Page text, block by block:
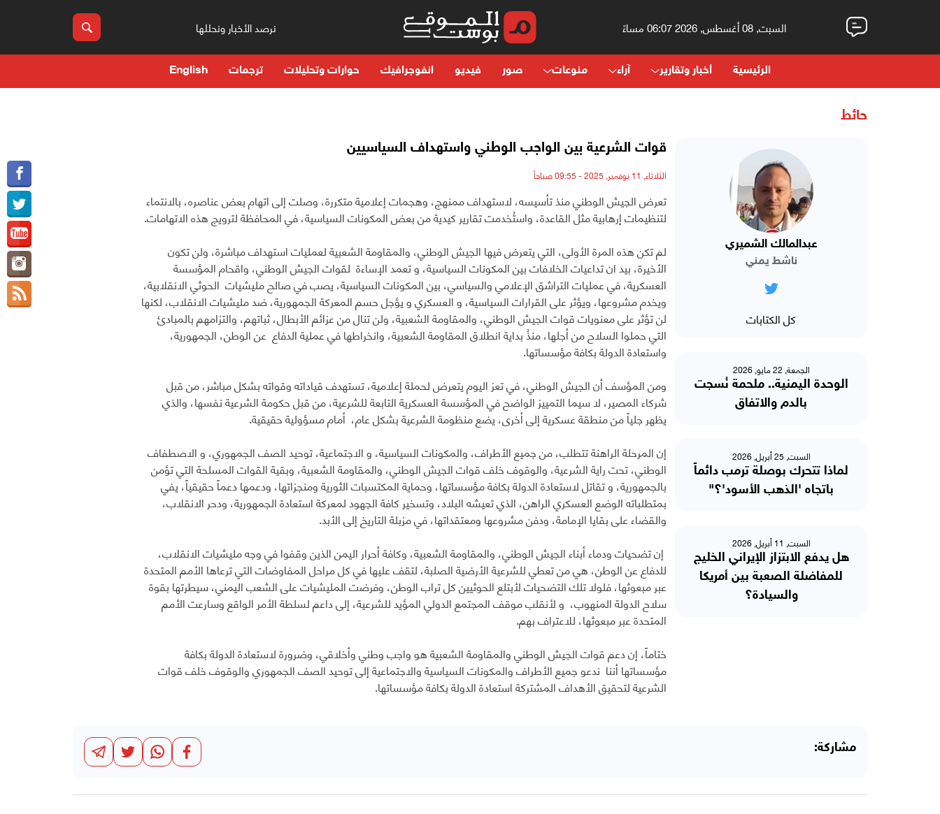
السبت, 08 أغسطس, 2026 06:07 مساءً نرصد الأخبار ونحللها
الرئيسية أخبار وتقارير آراء منوعات صور فيديو انفوجرافيك حوارات وتحليلات ترجمات English
حائط
عبدالمالك الشميري
ناشط يمني
كل الكتابات
الجمعة, 22 مايو, 2026
الوحدة اليمنية.. ملحمة نُسجت
بالدم والاتفاق
السبت, 25 أبريل, 2026
لماذا تتحرك بوصلة ترمب دائماً
باتجاه 'الذهب الأسود'؟"
السبت, 11 أبريل, 2026
هل يدفع الابتزاز الإيراني الخليج
للمفاضلة الصعبة بين أمريكا
والسيادة؟
قوات الشرعية بين الواجب الوطني واستهداف السياسيين
الثلاثاء, 11 نوفمبر, 2025 - 09:55 صباحاً
تعرض الجيش الوطني منذ تأسيسه، لاستهداف ممنهج، وهجمات إعلامية متكررة، وصلت إلى اتهام بعض عناصره، بالانتماء
لتنظيمات إرهابية مثل القاعدة، واستُخدمت تقارير كيدية من بعض المكونات السياسية، في المحافظة لترويج هذه الاتهامات.
لم تكن هذه المرة الأولى، التي يتعرض فيها الجيش الوطني، والمقاومة الشعبية لعمليات استهداف مباشرة، ولن تكون
الأخيرة، بيد ان تداعيات الخلافات بين المكونات السياسية، و تعمد الإساءة لقوات الجيش الوطني، واقحام المؤسسة
العسكرية، في عمليات التراشق الإعلامي والسياسي، بين المكونات السياسية، يصب في صالح مليشيات الحوثي الانقلابية،
ويخدم مشروعها، ويؤثر على القرارات السياسية، و العسكري و يؤجل حسم المعركة الجمهورية، ضد مليشيات الانقلاب، لكنها
لن تؤثر على معنويات قوات الجيش الوطني، والمقاومة الشعبية، ولن تنال من عزائم الأبطال، ثباتهم، والتزامهم بالمبادئ
التي حملوا السلاح من أجلها، منذُ بداية انطلاق المقاومة الشعبية، وانخراطها في عملية الدفاع عن الوطن، الجمهورية،
واستعادة الدولة بكافة مؤسساتها.
ومن المؤسف أن الجيش الوطني، في تعز اليوم يتعرض لحملة إعلامية، تستهدف قياداته وقواته بشكل مباشر، من قبل
شركاء المصير، لا سيما التمييز الواضح في المؤسسة العسكرية التابعة للشرعية، من قبل حكومة الشرعية نفسها، والذي
يظهر جلياً من منطقة عسكرية إلى أخرى، يضع منظومة الشرعية بشكل عام، أمام مسؤولية حقيقية.
إن المرحلة الراهنة تتطلب، من جميع الأطراف، والمكونات السياسية، و الاجتماعية، توحيد الصف الجمهوري، و الاصطفاف
الوطني، تحت راية الشرعية، والوقوف خلف قوات الجيش الوطني، والمقاومة الشعبية، وبقية القوات المسلحة التي تؤمن
بالجمهورية، و تقاتل لاستعادة الدولة بكافة مؤسساتها، وحماية المكتسبات الثورية ومنجزاتها، ودعمها دعماً حقيقياً، يفي
بمتطلباته الوضع العسكري الراهن، الذي تعيشه البلاد، وتسخير كافة الجهود لمعركة استعادة الجمهورية، ودحر الانقلاب،
والقضاء على بقايا الإمامة، ودفن مشروعها ومعتقداتها، في مزبلة التاريخ إلى الأبد.
إن تضحيات ودماء أبناء الجيش الوطني، والمقاومة الشعبية، وكافة أحرار اليمن الذين وقفوا في وجه مليشيات الانقلاب،
للدفاع عن الوطن، هي من تعطي للشرعية الأرضية الصلبة، لتقف عليها في كل مراحل المفاوضات التي ترعاها الأمم المتحدة
عبر مبعوثها، فلولا تلك التضحيات لأبتلع الحوثيين كل تراب الوطن، وفرضت المليشيات على الشعب اليمني، سيطرتها بقوة
سلاح الدولة المنهوب، و لأنقلب موقف المجتمع الدولي المؤيد للشرعية، إلى داعم لسلطة الأمر الواقع وسارعت الأمم
المتحدة عبر مبعوثها، للاعتراف بهم.
ختاماً، إن دعم قوات الجيش الوطني والمقاومة الشعبية هو واجب وطني وأخلاقي، وضرورة لاستعادة الدولة بكافة
مؤسساتها أننا ندعو جميع الأطراف والمكونات السياسية والاجتماعية إلى توحيد الصف الجمهوري والوقوف خلف قوات
الشرعية لتحقيق الأهداف المشتركة استعادة الدولة بكافة مؤسساتها.
مشاركة: